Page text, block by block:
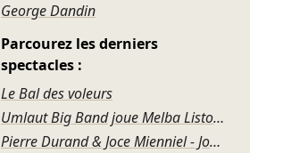
George Dandin
Parcourez les derniers
spectacles :
Le Bal des voleurs
Umlaut Big Band joue Melba Liston – Grandma’s Dance
Pierre Durand & Joce Mienniel - Jour de blues à Bamako